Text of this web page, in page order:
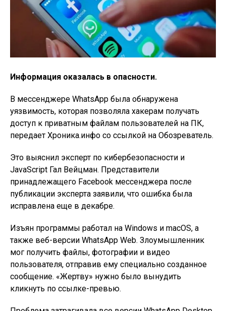
Информация оказалась в опасности.
В мессенджере WhatsApp была обнаружена
уязвимость, которая позволяла хакерам получать
доступ к приватным файлам пользователей на ПК,
передает Хроника.инфо со ссылкой на Обозреватель.
Это выяснил эксперт по кибербезопасности и
JavaScript Гал Вейцман. Представители
принадлежащего Facebook мессенджера после
публикации эксперта заявили, что ошибка была
исправлена еще в декабре.
Изъян программы работал на Windows и macOS, а
также веб-версии WhatsApp Web. Злоумышленник
мог получить файлы, фотографии и видео
пользователя, отправив ему специально созданное
сообщение. «Жертву» нужно было вынудить
кликнуть по ссылке-превью.